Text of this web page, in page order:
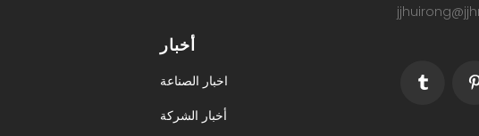
أخبار
اخبار الصناعة
أخبار الشركة